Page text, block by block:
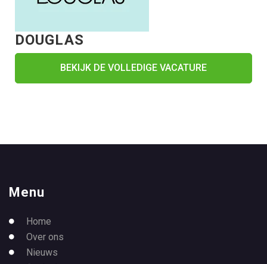
DOUGLAS
BEKIJK DE VOLLEDIGE VACATURE
Menu
Home
Over ons
Nieuws